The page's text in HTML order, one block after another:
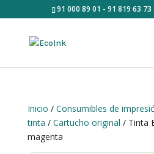
91 000 89 01 - 91 819 63 73
Inicio / Consumibles de
tinta / Cartucho original / Tinta
magenta